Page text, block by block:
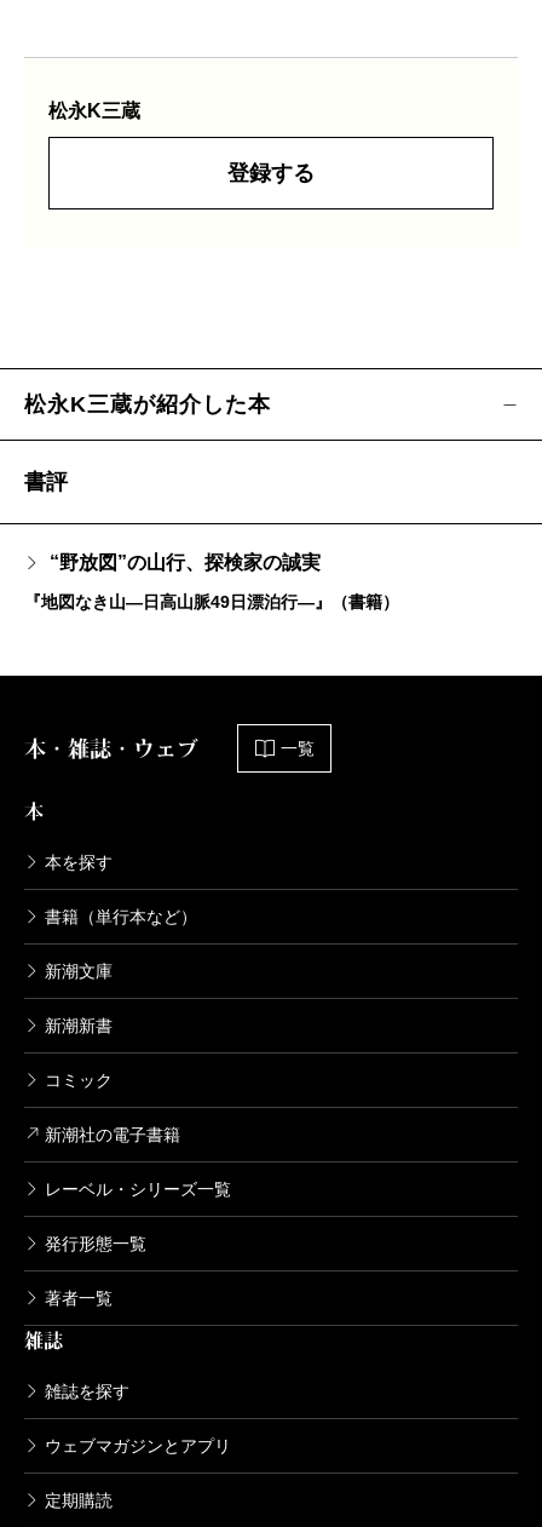
松永K三蔵
登録する
松永K三蔵が紹介した本
書評
“野放図”の山行、探検家の誠実
『地図なき山―日高山脈49日漂泊行―』（書籍）
本・雑誌・ウェブ 一覧
本
本を探す
書籍（単行本など）
新潮文庫
新潮新書
コミック
新潮社の電子書籍
レーベル・シリーズ一覧
発行形態一覧
著者一覧
雑誌
雑誌を探す
ウェブマガジンとアプリ
定期購読